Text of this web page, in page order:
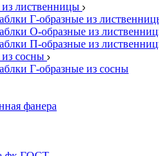
лиственницы
Г-образные из
О-образные из
П-образные из
сосны
Г-образные из сосны
фанера